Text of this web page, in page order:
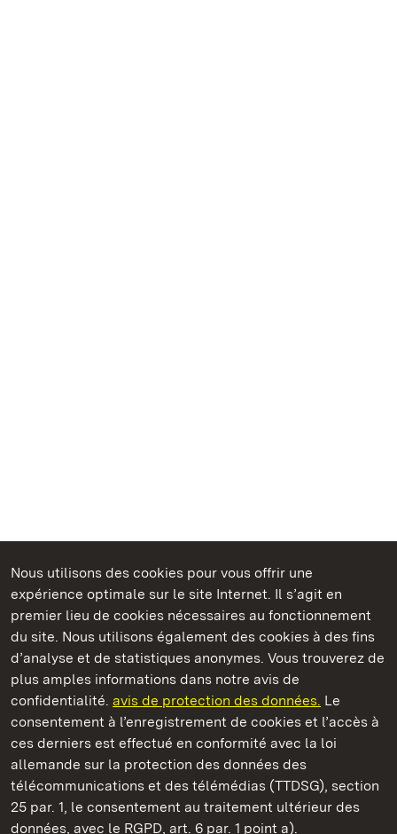
Nous utilisons des cookies pour vous offrir une
expérience optimale sur le site Internet. Il s’agit en
premier lieu de cookies nécessaires au fonctionnement
du site. Nous utilisons également des cookies à des fins
d’analyse et de statistiques anonymes. Vous trouverez de
plus amples informations dans notre avis de
confidentialité. avis de protection des données. Le
consentement à l’enregistrement de cookies et l’accès à
ces derniers est effectué en conformité avec la loi
allemande sur la protection des données des
télécommunications et des télémédias (TTDSG), section
25 par. 1, le consentement au traitement ultérieur des
données, avec le RGPD, art. 6 par. 1 point a).
Châteaux et jardins publics du Bade-Wurtemberg
Château résidentiel de Ludwigsburg
Châteaux et jardins publics du Bade-Wurtemberg
Contact et informationsFAQ et réponsesMentions légales
Protection des données
Explications sur l’accessibilité